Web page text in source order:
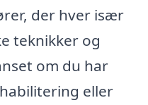
der hver især
teknikker og
om du har
eller